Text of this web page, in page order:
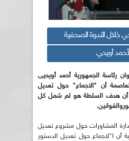
خلال الندوة الصحفية
أويحي
رئاسة الجمهورية أحمد أويحيى
أن "الاجماع" حول تعديل
أن هدف السلطة هو لم شمل كل
المشاورات حول مشروع تعديل
أن ا"لاجماع حول تعديل الدستور